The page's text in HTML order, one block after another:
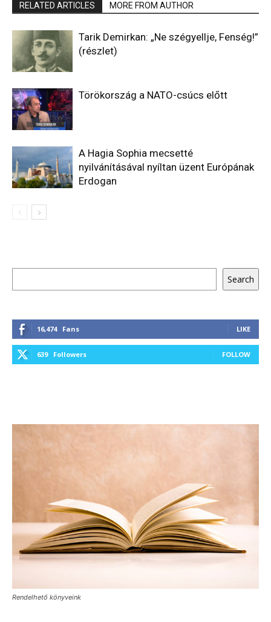
RELATED ARTICLES MORE FROM AUTHOR
Tarik Demirkan: „Ne szégyellje, Fenség!”
(részlet)
Törökország a NATO-csúcs előtt
A Hagia Sophia mecsetté
nyilvánításával nyíltan üzent Európának
Erdogan
Search
16,474 Fans LIKE
639 Followers FOLLOW
Rendelhető könyveink